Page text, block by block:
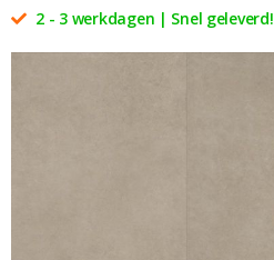
2 - 3 werkdagen | Snel geleverd!